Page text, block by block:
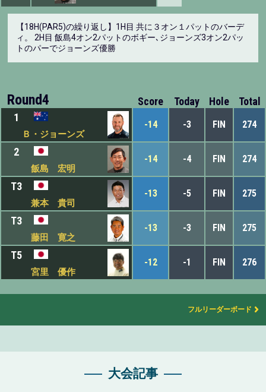
【18H(PAR5)の繰り返し】1H目 共に３オン１パットのバーデ
ィ。 2H目 飯島4オン2パットのボギー､ジョーンズ3オン2パッ
トのパーでジョーンズ優勝
Round4 Score Today Hole
Total
1
Ｂ・ジョーンズ
-14 -3 FIN 274
2
飯島 宏明
-14 -4 FIN 274
T3
兼本 貴司
-13 -5 FIN 275
T3
藤田 寛之
-13 -3 FIN 275
T5
宮里 優作
-12 -1 FIN 276
フルリーダーボード
大会記事